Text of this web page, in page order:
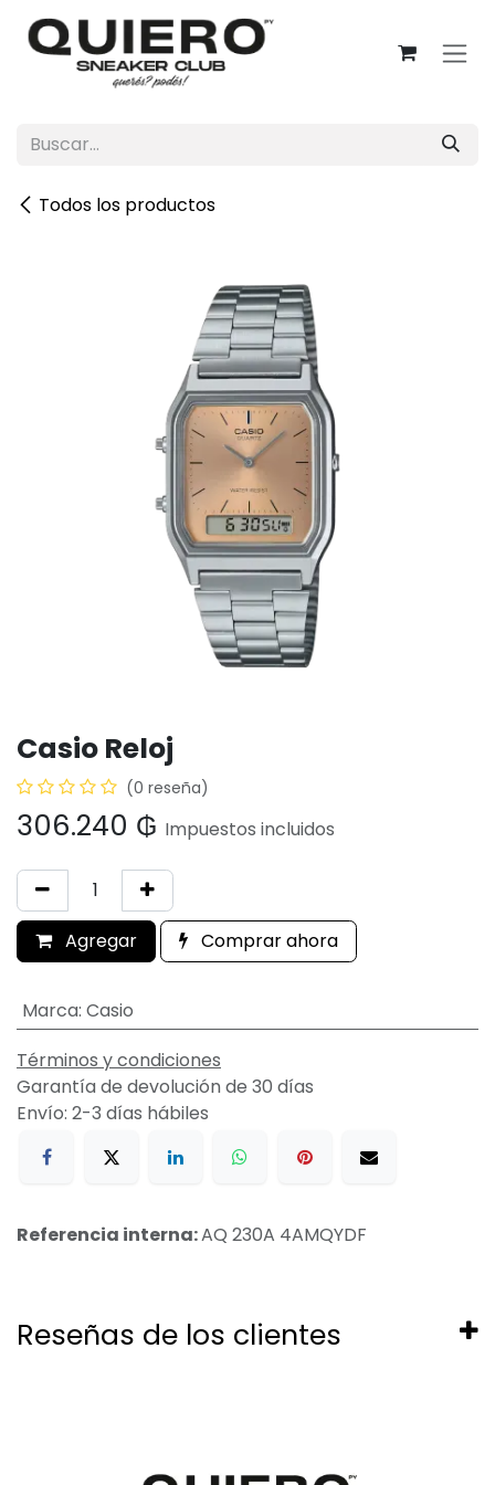
Ir al contenido
Todos los productos
Casio Reloj
(0 reseña)
306.240 ₲ Impuestos incluidos
Agregar Comprar ahora
Marca: Casio
Términos y condiciones
Garantía de devolución de 30 días
Envío: 2-3 días hábiles
Referencia interna:AQ 230A 4AMQYDF
Reseñas de los clientes